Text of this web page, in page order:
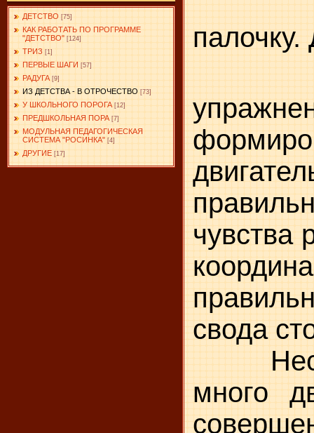
ДЕТСТВО [75]
КАК РАБОТАТЬ ПО ПРОГРАММЕ
"ДЕТСТВО" [124]
ТРИЗ [1]
ПЕРВЫЕ ШАГИ [57]
РАДУГА [9]
ИЗ ДЕТСТВА - В ОТРОЧЕСТВО [73]
У ШКОЛЬНОГО ПОРОГА [12]
ПРЕДШКОЛЬНАЯ ПОРА [7]
МОДУЛЬНАЯ ПЕДАГОГИЧЕСКАЯ
СИСТЕМА "РОСИНКА" [4]
ДРУГИЕ [17]
палочку.
чувства
свода
много